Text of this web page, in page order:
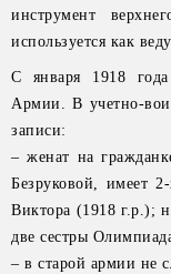
инструмент
используется как
С января 1918
Армии. В учетно-
записи:
– женат на
Безруковой, имеет
Виктора (1918 г.р.);
две сестры
– в старой армии не